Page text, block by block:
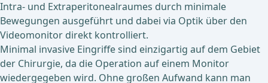
Intra- und Extraperitonealraumes durch minimale
Bewegungen ausgeführt und dabei via Optik über den
Videomonitor direkt kontrolliert.
Minimal invasive Eingriffe sind einzigartig auf dem Gebiet
der Chirurgie, da die Operation auf einem Monitor
wiedergegeben wird. Ohne großen Aufwand kann man